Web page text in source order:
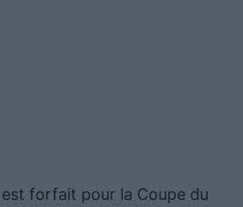
forfait pour la Coupe du